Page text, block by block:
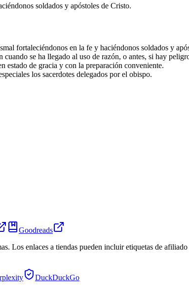
soldados y apóstoles de Cristo.
fortaleciéndonos en la fe y haciéndonos soldados y
se ha llegado al uso de razón, o antes, si hay
estado de gracia y con la preparación conveniente.
los sacerdotes delegados por el obispo.
Goodreads
Los enlaces a tiendas pueden incluir etiquetas de
DuckDuckGo